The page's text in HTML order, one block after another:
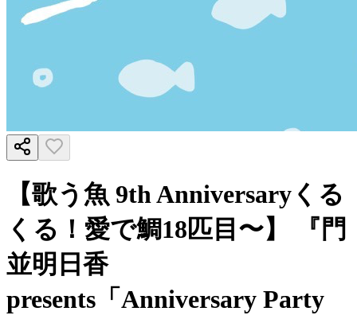
【歌う魚 9th Anniversaryくる
くる！愛で鯛18匹目〜】 『門
並明日香
presents「Anniversary Party